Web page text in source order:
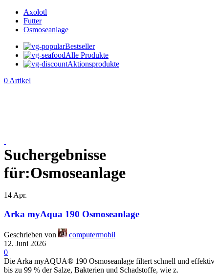
Axolotl
Futter
Osmoseanlage
Bestseller
Alle Produkte
Aktionsprodukte
0 Artikel
Suchergebnisse
für:Osmoseanlage
14 Apr.
Arka myAqua 190 Osmoseanlage
Geschrieben von
computermobil
12. Juni 2026
0
Die Arka myAQUA® 190 Osmoseanlage filtert schnell und effektiv
bis zu 99 % der Salze, Bakterien und Schadstoffe, wie z.